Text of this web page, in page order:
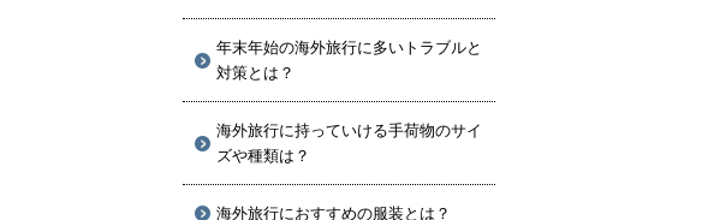
年末年始の海外旅行に多いトラブルと
対策とは？
海外旅行に持っていける手荷物のサイ
ズや種類は？
海外旅行におすすめの服装とは？